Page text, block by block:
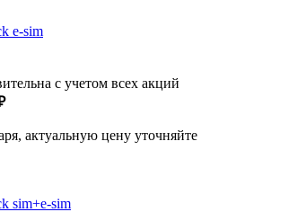
e-sim
с учетом всех акций
актуальную цену уточняйте
sim+e-sim